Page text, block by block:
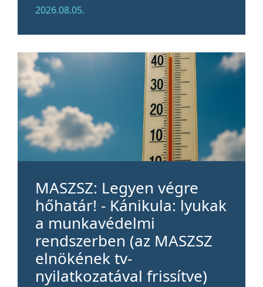
2026.08.05.
MASZSZ: Legyen végre
hőhatár! - Kánikula: lyukak
a munkavédelmi
rendszerben (az MASZSZ
elnökének tv-
nyilatkozatával frissítve)